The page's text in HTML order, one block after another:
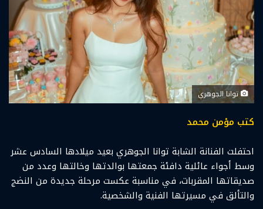
توانا الجوهري
كتب مؤمن محمد
احتفلت الفنانة الشابة توانا الجوهري بعيد ميلادها السادس عشر
وسط أجواء عائلية دافئة جمعتها بوالدتها وخالتها وعدد من
صديقاتها المقربات، في مناسبة عكست مرحلة جديدة من النضج
والتألق في مسيرتها الفنية والشخصية.